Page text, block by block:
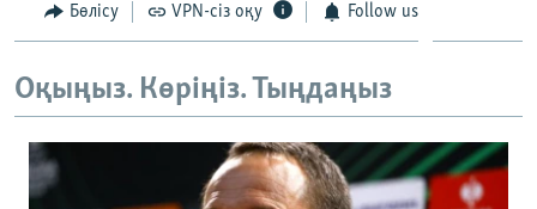
Бөлісу VPN-сіз оқу Follow us
Оқыңыз. Көріңіз. Тыңдаңыз